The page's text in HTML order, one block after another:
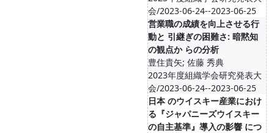
会/2023-06-24--2023-06-25
営業職の成績を向上させる行
動と 引継ぎの困難さ: 暗黙知
の観点か らの分析
豊住貴矢; 佐藤 秀典
2023年度組織学会研究発表大
会/2023-06-24--2023-06-25
日本 のウイスキー産業におけ
る『ジャパニーズウイスキー
の自主基準』導入の影響 につ